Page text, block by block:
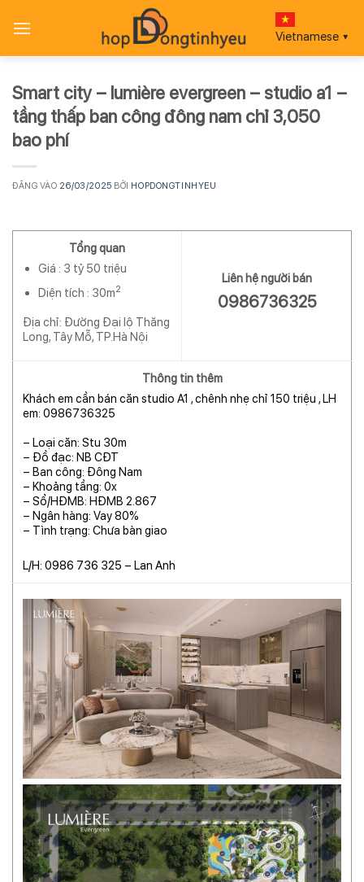
qua
Vietnamese ▼
Smart city – lumière evergreen – studio a1 –
tầng thấp ban công đông nam chỉ 3,050
bao phí
ĐĂNG VÀO 26/03/2025 BỞI HOPDONGTINHYEU
Tổng quan
Giá : 3 tỷ 50 triệu
Diện tích : 30m2
Địa chỉ: Đường Đại lộ Thăng
Long, Tây Mỗ, TP.Hà Nội
Liên hệ người bán
0986736325
Thông tin thêm
Khách em cần bán căn studio A1 , chênh nhẹ chỉ 150 triệu , LH
em: 0986736325
– Loại căn: Stu 30m
– Đồ đạc: NB CĐT
– Ban công: Đông Nam
– Khoảng tầng: 0x
– Sổ/HĐMB: HĐMB 2.867
– Ngân hàng: Vay 80%
– Tình trạng: Chưa bàn giao
L/H: 0986 736 325 – Lan Anh